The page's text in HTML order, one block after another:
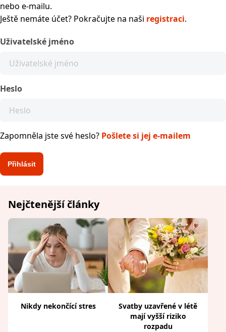
nebo e-mailu.
Ještě nemáte účet? Pokračujte na naši registraci.
Uživatelské jméno
Heslo
Zapomněla jste své heslo? Pošlete si jej e-mailem
Nejčtenější články
Nikdy nekončící stres
Svatby uzavřené v létě
mají vyšší riziko
rozpadu